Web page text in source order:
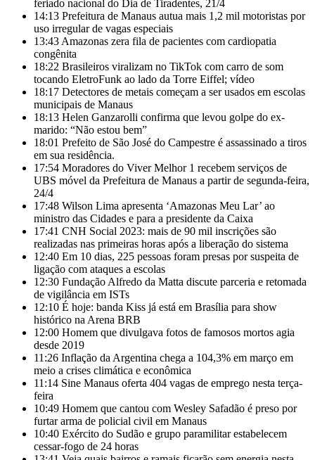
feriado nacional do Dia de Tiradentes, 21/4
14:13 Prefeitura de Manaus autua mais 1,2 mil motoristas por
uso irregular de vagas especiais
13:43 Amazonas zera fila de pacientes com cardiopatia
congênita
18:22 Brasileiros viralizam no TikTok com carro de som
tocando EletroFunk ao lado da Torre Eiffel; vídeo
18:17 Detectores de metais começam a ser usados em escolas
municipais de Manaus
18:13 Helen Ganzarolli confirma que levou golpe do ex-
marido: “Não estou bem”
18:01 Prefeito de São José do Campestre é assassinado a tiros
em sua residência.
17:54 Moradores do Viver Melhor 1 recebem serviços de
UBS móvel da Prefeitura de Manaus a partir de segunda-feira,
24/4
17:48 Wilson Lima apresenta ‘Amazonas Meu Lar’ ao
ministro das Cidades e para a presidente da Caixa
17:41 CNH Social 2023: mais de 90 mil inscrições são
realizadas nas primeiras horas após a liberação do sistema
12:40 Em 10 dias, 225 pessoas foram presas por suspeita de
ligação com ataques a escolas
12:30 Fundação Alfredo da Matta discute parceria e retomada
de vigilância em ISTs
12:10 É hoje: banda Kiss já está em Brasília para show
histórico na Arena BRB
12:00 Homem que divulgava fotos de famosos mortos agia
desde 2019
11:26 Inflação da Argentina chega a 104,3% em março em
meio a crises climática e econômica
11:14 Sine Manaus oferta 404 vagas de emprego nesta terça-
feira
10:49 Homem que cantou com Wesley Safadão é preso por
furtar arma de policial civil em Manaus
10:40 Exército do Sudão e grupo paramilitar estabelecem
cessar-fogo de 24 horas